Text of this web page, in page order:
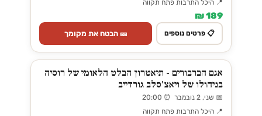
📍 היכל התרבות פתח תקווה
189 ₪
📋 פרטים נוספים 🎫 הבטח את מקומך
אגם הברבורים - תיאטרון הבלט הלאומי של רוסיה
בניהולו של ויאצ'סלב גורדייב
📅 שני, 2 נובמבר ⏰ 20:00
📍 היכל התרבות פתח תקווה